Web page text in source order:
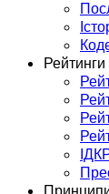
Рейтинги